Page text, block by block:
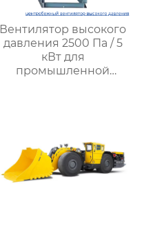
Вентилятор высокого
давления 2500 Па / 5
кВт для
промышленной